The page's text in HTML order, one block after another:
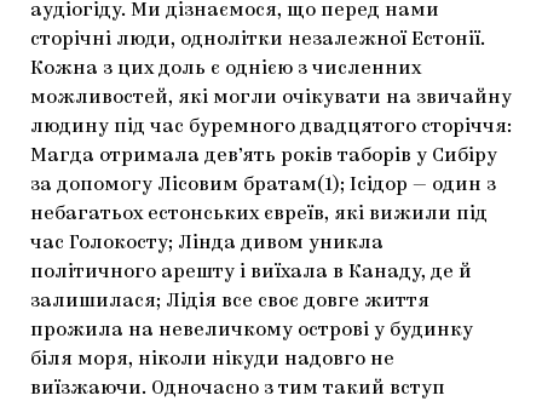
аудіогіду. Ми дізнаємося, що перед нами
сторічні люди, однолітки незалежної Естонії.
Кожна з цих доль є однією з численних
можливостей, які могли очікувати на звичайну
людину під час буремного двадцятого сторіччя:
Магда отримала дев’ять років таборів у Сибіру
за допомогу Лісовим братам(1); Ісідор — один з
небагатьох естонських євреїв, які вижили під
час Голокосту; Лінда дивом уникла
політичного арешту і виїхала в Канаду, де й
залишилася; Лідія все своє довге життя
прожила на невеличкому острові у будинку
біля моря, ніколи нікуди надовго не
виїзжаючи. Одночасно з тим такий вступ